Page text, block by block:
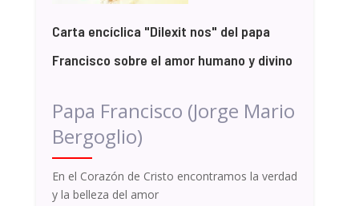
Carta encíclica "Dilexit nos" del papa
Francisco sobre el amor humano y divino
Papa Francisco (Jorge Mario
Bergoglio)
En el Corazón de Cristo encontramos la verdad
y la belleza del amor